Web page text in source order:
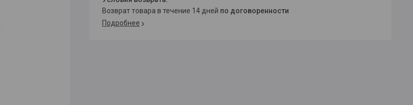
возврат товара в течение 14 дней по договоренности
Подробнее